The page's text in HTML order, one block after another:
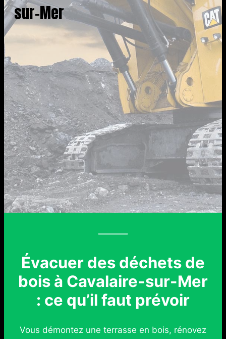
sur-Mer
Évacuer des déchets de
bois à Cavalaire-sur-Mer
: ce qu’il faut prévoir
Vous démontez une terrasse en bois, rénovez